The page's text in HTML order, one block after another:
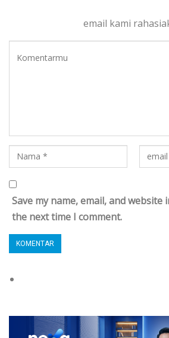
email kami
Save my name, email, and
the next time I comment.